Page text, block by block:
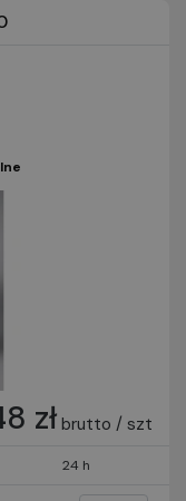
złbrutto / szt
24 h